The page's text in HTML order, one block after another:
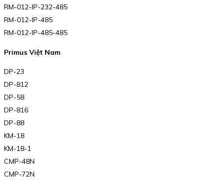
RM-012-IP-232-485
RM-012-IP-485
RM-012-IP-485-485
Primus Việt Nam
DP-23
DP-812
DP-58
DP-816
DP-88
KM-18
KM-18-1
CMP-48N
CMP-72N